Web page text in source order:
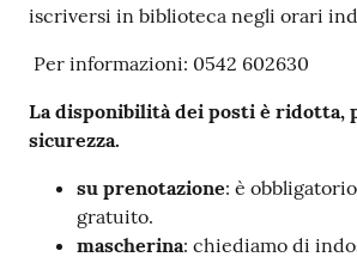
iscriversi in biblioteca negli orari
Per informazioni: 0542 602630
La disponibilità dei posti è ridotta,
sicurezza.
su prenotazione: è
gratuito.
mascherina: chiediamo di